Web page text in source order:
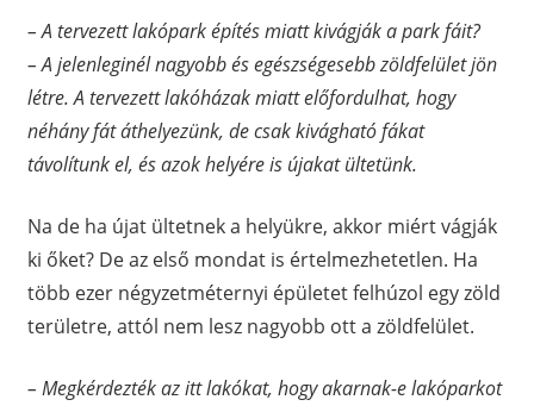
– A tervezett lakópark építés miatt kivágják a park fáit?
– A jelenleginél nagyobb és egészségesebb zöldfelület jön
létre. A tervezett lakóházak miatt előfordulhat, hogy
néhány fát áthelyezünk, de csak kivágható fákat
távolítunk el, és azok helyére is újakat ültetünk.
Na de ha újat ültetnek a helyükre, akkor miért vágják
ki őket? De az első mondat is értelmezhetetlen. Ha
több ezer négyzetméternyi épületet felhúzol egy zöld
területre, attól nem lesz nagyobb ott a zöldfelület.
– Megkérdezték az itt lakókat, hogy akarnak-e lakóparkot